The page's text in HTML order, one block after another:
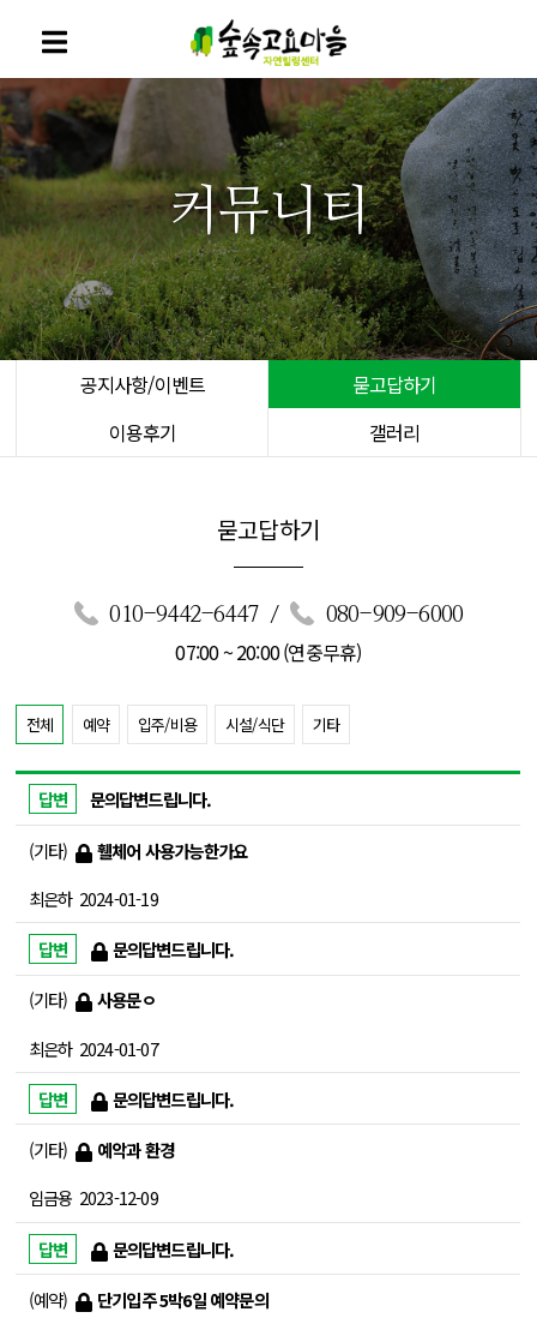
커뮤니티
공지사항/이벤트
묻고답하기
이용후기
갤러리
묻고답하기
010-9442-6447 / 080-909-6000
07:00 ~ 20:00 (연중무휴)
전체 예약 입주/비용 시설/식단 기타
문의답변드립니다.
기타
휄체어 사용가능한가요
최은하 2024-01-19
문의답변드립니다.
기타
사용문ㅇ
최은하 2024-01-07
문의답변드립니다.
기타
예악과 환경
임금용 2023-12-09
문의답변드립니다.
예약
단기입주 5박6일 예약문의